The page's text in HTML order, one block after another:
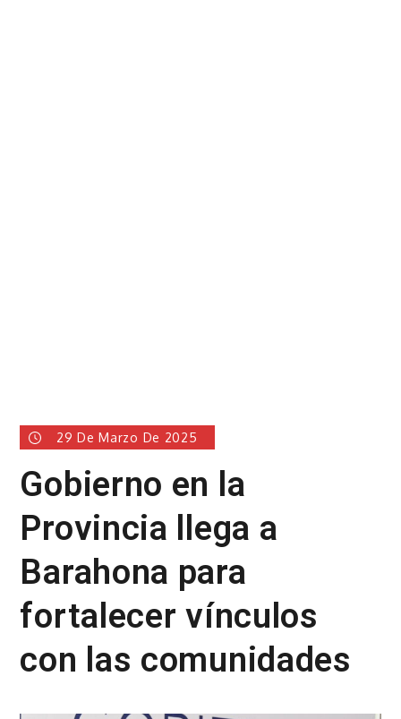
29 De Marzo De 2025
Gobierno en la
Provincia llega a
Barahona para
fortalecer vínculos
con las comunidades